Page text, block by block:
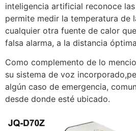
inteligencia artificial reconoce
permite medir la temperatura de
cualquier otra fuente de calor
falsa alarma, a la distancia
Como complemento de lo
su sistema de voz
algún caso de emergencia,
desde donde esté ubicado.